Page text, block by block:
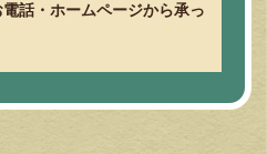
話・ホームページから承っ